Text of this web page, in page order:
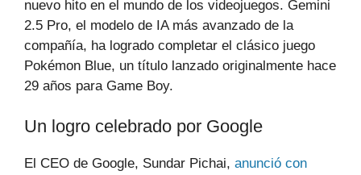
nuevo hito en el mundo de los videojuegos. Gemini
2.5 Pro, el modelo de IA más avanzado de la
compañía, ha logrado completar el clásico juego
Pokémon Blue, un título lanzado originalmente hace
29 años para Game Boy.
Un logro celebrado por Google
El CEO de Google, Sundar Pichai, anunció con